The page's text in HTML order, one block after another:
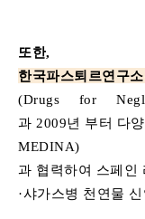
또한,
한국파스퇴르연구
(Drugs for
과 2009년 부터 다
MEDINA)
과 협력하여 스페인
·샤가스병 천연물